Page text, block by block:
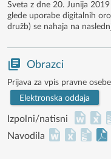
Sveta z dne 20. Junija
glede uporabe digitalnih
družb) se nahaja na
Obrazci
Prijava za vpis pravne
Elektronska oddaja
Izpolni/natisni
Navodila